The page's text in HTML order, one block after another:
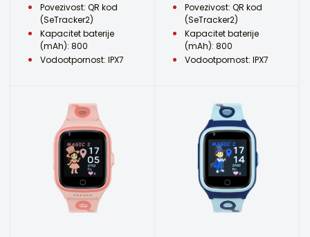
Povezivost: QR kod
(SeTracker2)
Kapacitet baterije
(mAh): 800
Vodootpornost: IPX7
Povezivost: QR kod
(SeTracker2)
Kapacitet baterije
(mAh): 800
Vodootpornost: IPX7